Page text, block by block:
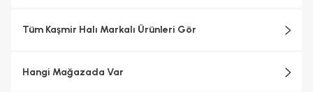
Tüm Kaşmir Halı Markalı Ürünleri Gör
Hangi Mağazada Var